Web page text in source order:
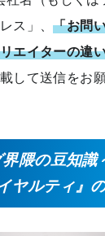
ス」、「お問
エイターの違
して送信をお
隈の豆知識
ヤルティ』